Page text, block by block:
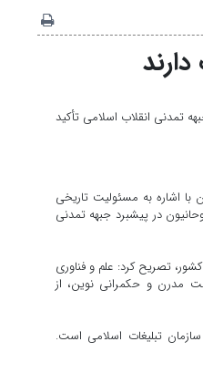
تمدنی انقلاب اسلامی تأکید
اشاره به مسئولیت تاریخی
در پیشبرد جبهه تمدنی
تصریح کرد: علم و فناوری
مدرن و حکمرانی نوین، از
تبلیغات اسلامی است.